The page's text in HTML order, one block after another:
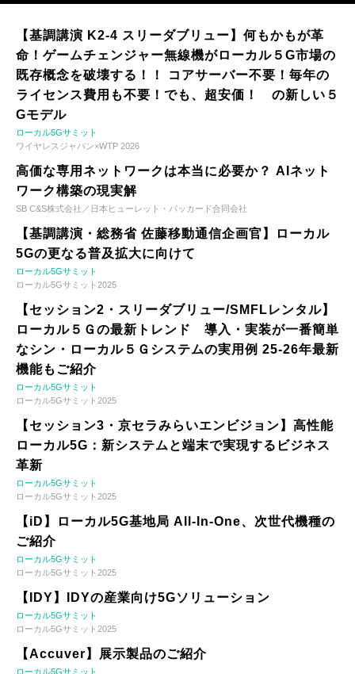
【基調講演 K2-4 スリーダブリュー】何もかもが革
命！ゲームチェンジャー無線機がローカル５G市場の
既存概念を破壊する！！ コアサーバー不要！毎年の
ライセンス費用も不要！でも、超安価！ の新しい５
Gモデル
ローカル5Gサミット
ワイヤレスジャパン×WTP 2026
高価な専用ネットワークは本当に必要か？ AIネット
ワーク構築の現実解
SB C&S株式会社／日本ヒューレット・パッカード合同会社
【基調講演・総務省 佐藤移動通信企画官】ローカル
5Gの更なる普及拡大に向けて
ローカル5Gサミット
ローカル5Gサミット2025
【セッション2・スリーダブリュー/SMFLレンタル】
ローカル５Ｇの最新トレンド 導入・実装が一番簡単
なシン・ローカル５Ｇシステムの実用例 25-26年最新
機能もご紹介
ローカル5Gサミット
ローカル5Gサミット2025
【セッション3・京セラみらいエンビジョン】高性能
ローカル5G：新システムと端末で実現するビジネス
革新
ローカル5Gサミット
ローカル5Gサミット2025
【iD】ローカル5G基地局 All-In-One、次世代機種の
ご紹介
ローカル5Gサミット
ローカル5Gサミット2025
【IDY】IDYの産業向け5Gソリューション
ローカル5Gサミット
ローカル5Gサミット2025
【Accuver】展示製品のご紹介
ローカル5Gサミット